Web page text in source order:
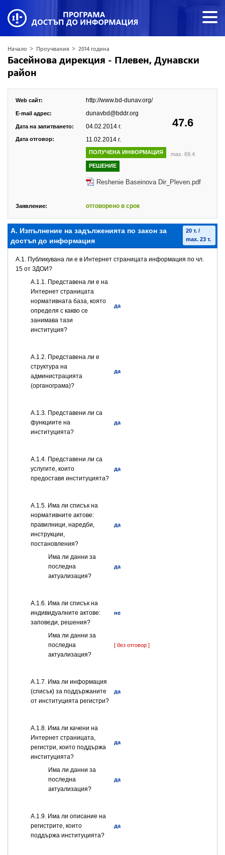
Начало > Проучвания > 2014 година
Басейнова дирекция - Плевен, Дунавски
район
47.6
max. 69.4
Web сайт: http://www.bd-dunav.org/
E-mail адрес: dunavbd@bddr.org
Дата на запитването: 04.02.2014 г.
Дата отговор: 11.02.2014 г.
ПОЛУЧЕНА ИНФОРМАЦИЯ
РЕШЕНИЕ
Reshenie Baseinova Dir_Pleven.pdf
Заявление: отговорено в срок
А. Изпълнение на задълженията по закон за
достъп до информация
20 т. /
max. 23 т.
A.1. Публикувана ли е в Интернет страницата информация по чл.
15 от ЗДОИ?
A.1.1. Представена ли е на
Интернет страницата
нормативната база, която
определя с какво се
занимава тази
институция?
да
A.1.2. Представена ли е
структура на
администрацията
(органограма)?
да
А.1.3. Представени ли са
функциите на
институцията?
да
А.1.4. Представени ли са
услугите, които
предоставя институцията?
да
А.1.5. Има ли списък на
нормативните актове:
правилници, наредби,
инструкции,
постановления?
да
Има ли данни за
последна
актуализация?
да
А.1.6. Има ли списък на
индивидуалните актове:
заповеди, решения?
не
Има ли данни за
последна
актуализация?
[ без отговор ]
А.1.7. Има ли информация
(списък) за поддържаните
от институцията регистри?
да
А.1.8. Има ли качени на
Интернет страницата,
регистри, които поддържа
институцията?
да
Има ли данни за
последна
актуализация?
да
А.1.9. Има ли описание на
регистрите, които
поддържа институцията?
да